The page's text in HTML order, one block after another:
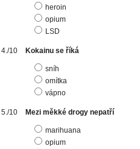
heroin
opium
LSD
Kokainu se říká
sníh
omítka
vápno
Mezi měkké drogy nepatří
marihuana
opium